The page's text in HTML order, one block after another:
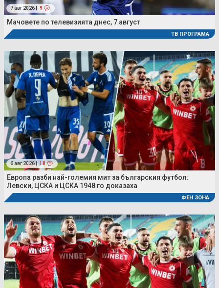
7 авг 2026 | 9
Мачовете по телевизията днес, 7 август
ТВ ПРОГРАМА
6 авг 2026 | 10
Европа разби най-големия мит за българския футбол:
Левски, ЦСКА и ЦСКА 1948 го доказаха
ФЕН ЗОНА